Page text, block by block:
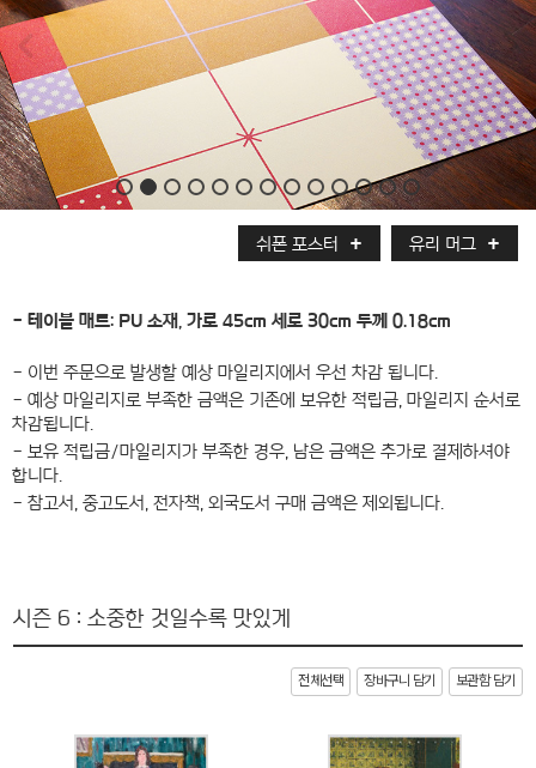
쉬폰 포스터 유리 머그
- 테이블 매트: PU 소재, 가로 45cm 세로 30cm 두께 0.18cm
- 이번 주문으로 발생할 예상 마일리지에서 우선 차감 됩니다.
- 예상 마일리지로 부족한 금액은 기존에 보유한 적립금, 마일리지 순서로
차감됩니다.
- 보유 적립금/마일리지가 부족한 경우, 남은 금액은 추가로 결제하셔야
합니다.
- 참고서, 중고도서, 전자책, 외국도서 구매 금액은 제외됩니다.
시즌 6 : 소중한 것일수록 맛있게
전체선택 장바구니 담기 보관함 담기